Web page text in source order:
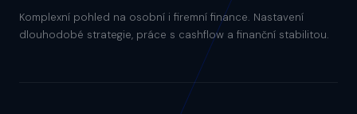
Komplexní pohled na osobní i firemní finance. Nastavení
dlouhodobé strategie, práce s cashflow a finanční stabilitou.